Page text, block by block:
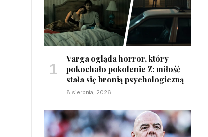
Varga ogląda horror, który
pokochało pokolenie Z: miłość
stała się bronią psychologiczną
8 sierpnia, 2026